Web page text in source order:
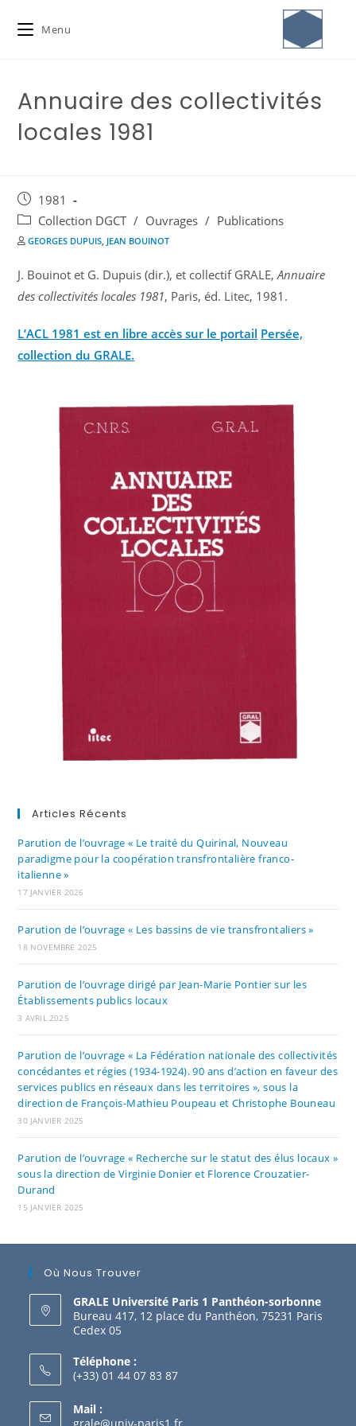
Menu
Annuaire des collectivités
locales 1981
1981
Collection DGCT / Ouvrages / Publications
GEORGES DUPUIS, JEAN BOUINOT
J. Bouinot et G. Dupuis (dir.), et collectif GRALE,Annuaire
des collectivités locales 1981, Paris, éd. Litec, 1981.
L’ACL 1981 est en libre accès sur le portail Persée,
collection du GRALE.
Articles Récents
Parution de l’ouvrage « Le traité du Quirinal, Nouveau
paradigme pour la coopération transfrontalière franco-
italienne »
17 JANVIER 2026
Parution de l’ouvrage « Les bassins de vie transfrontaliers »
18 NOVEMBRE 2025
Parution de l’ouvrage dirigé par Jean-Marie Pontier sur les
Établissements publics locaux
3 AVRIL 2025
Parution de l’ouvrage « La Fédération nationale des collectivités
concédantes et régies (1934-1924). 90 ans d’action en faveur des
services publics en réseaux dans les territoires », sous la
direction de François-Mathieu Poupeau et Christophe Bouneau
30 JANVIER 2025
Parution de l’ouvrage « Recherche sur le statut des élus locaux »
sous la direction de Virginie Donier et Florence Crouzatier-
Durand
15 JANVIER 2025
Où Nous Trouver
GRALE Université Paris 1 Panthéon-sorbonne
Bureau 417, 12 place du Panthéon, 75231 Paris
Cedex 05
Téléphone :
(+33) 01 44 07 83 87
Mail :